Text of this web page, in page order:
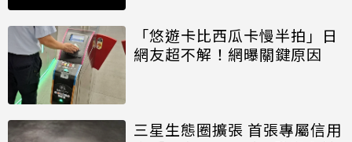
「悠遊卡比西瓜卡慢半拍」日
網友超不解！網曝關鍵原因
三星生態圈擴張 首張專屬信用